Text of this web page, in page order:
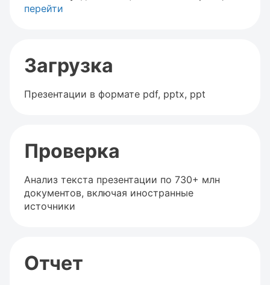
перейти
Загрузка
Презентации в формате pdf, pptx, ppt
Проверка
Анализ текста презентации по 730+ млн
документов, включая иностранные
источники
Отчет